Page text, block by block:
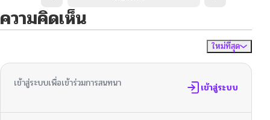
ความคิดเห็น
ใหม่ที่สุด
เข้าสู่ระบบเพื่อเข้าร่วมการสนทนา เข้าสู่ระบบ